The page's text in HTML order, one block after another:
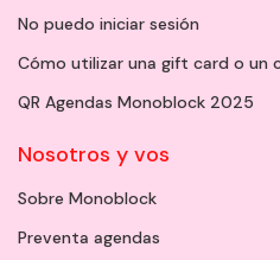
No puedo iniciar sesión
Cómo utilizar una gift card o un
QR Agendas Monoblock 2025
Nosotros y vos
Sobre Monoblock
Preventa agendas